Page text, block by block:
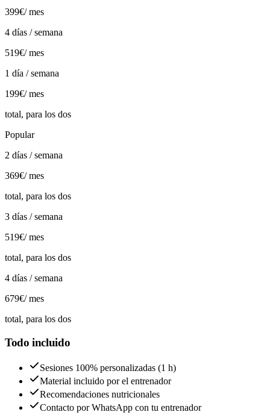
399€/ mes
4 días / semana
519€/ mes
1 día / semana
199€/ mes
total, para los dos
Popular
2 días / semana
369€/ mes
total, para los dos
3 días / semana
519€/ mes
total, para los dos
4 días / semana
679€/ mes
total, para los dos
Todo incluido
Sesiones 100% personalizadas (1 h)
Material incluido por el entrenador
Recomendaciones nutricionales
Contacto por WhatsApp con tu entrenador